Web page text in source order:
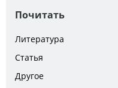
Почитать
Литература
Статья
Другое